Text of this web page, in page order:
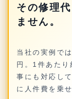
その修理
ません。
当社の実例で
円。1件あた
事にも対応し
に人件費を乗